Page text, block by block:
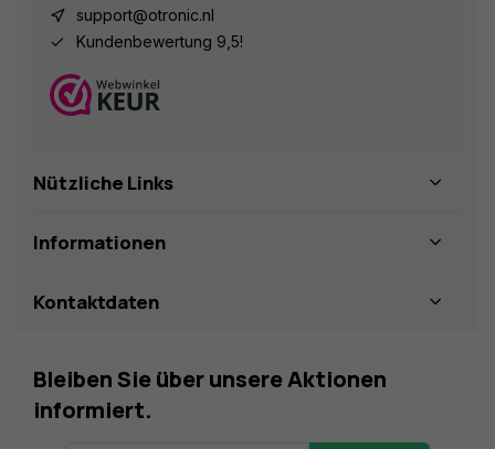
support@otronic.nl
Kundenbewertung 9,5!
Nützliche Links
Informationen
Kontaktdaten
Bleiben Sie über unsere Aktionen
informiert.